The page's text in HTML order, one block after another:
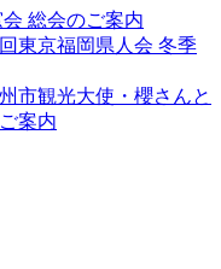
総会のご案内
東京福岡県人会 冬季
市観光大使・櫻さんと
案内